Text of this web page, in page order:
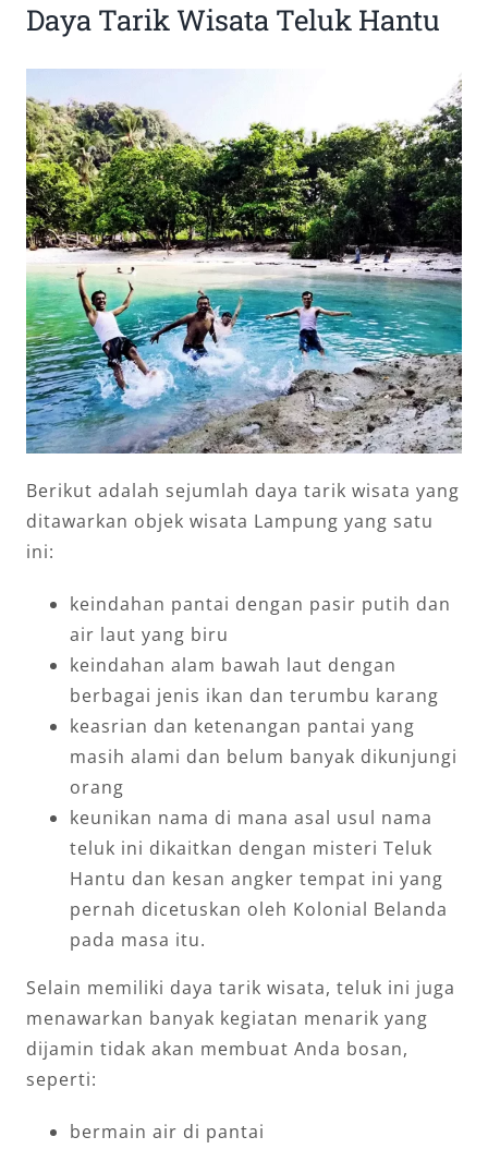
Daya Tarik Wisata Teluk Hantu
Berikut adalah sejumlah daya tarik wisata yang
ditawarkan objek wisata Lampung yang satu
ini:
keindahan pantai dengan pasir putih dan
air laut yang biru
keindahan alam bawah laut dengan
berbagai jenis ikan dan terumbu karang
keasrian dan ketenangan pantai yang
masih alami dan belum banyak dikunjungi
orang
keunikan nama di mana asal usul nama
teluk ini dikaitkan dengan misteri Teluk
Hantu dan kesan angker tempat ini yang
pernah dicetuskan oleh Kolonial Belanda
pada masa itu.
Selain memiliki daya tarik wisata, teluk ini juga
menawarkan banyak kegiatan menarik yang
dijamin tidak akan membuat Anda bosan,
seperti:
bermain air di pantai